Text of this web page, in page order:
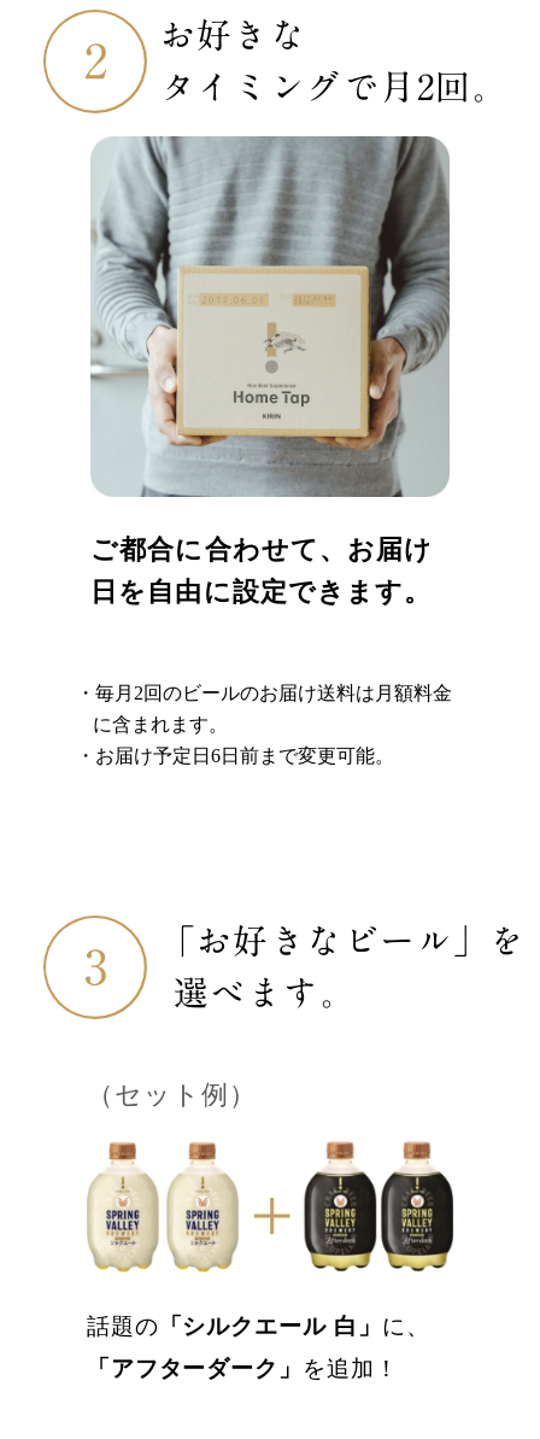
お好きな
タイミングで 月2回。
ご都合に合わせて、お届け
日を自由に設定できます。
毎月2回のビールのお届け送料は月額料金
に含まれます。
お届け予定日6日前まで変更可能。
「お好きなビール」を
選べます。
（セット例）
話題の 「シルクエール 白」 に、
「アフターダーク」 を追加！